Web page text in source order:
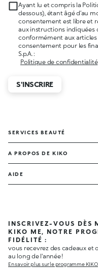
Ayant lu et compris la
dessous), étant âgé d’au
consentement est libre et
aux instructions indiquées
conformément aux articles
consentement pour les
S.p.A. :
Politique de confidentialité
S'INSCRIRE
SERVICES BEAUTÉ
A PROPOS DE KIKO
AIDE
INSCRIVEZ-VOUS DÈS
KIKO ME, NOTRE
FIDÉLITÉ :
vous recevrez des cadeaux et
au long de l'année !
En savoir plus sur le programme KIKO